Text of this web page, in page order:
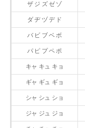
ザ ジ ズ ゼ ゾ
ダ ヂ ヅ デ ド
バ ビ ブ ベ ボ
パ ピ プ ペ ポ
キャ キュ キョ
ギャ ギュ ギョ
シャ シュ ショ
ジャ ジュ ジョ